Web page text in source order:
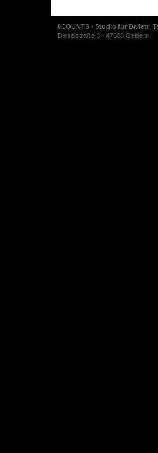
8COUNTS - Studio für Ballett,
Dieselstraße 3 · 47608 Geldern